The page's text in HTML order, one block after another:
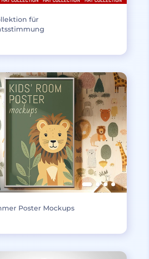
für
Poster Mockups